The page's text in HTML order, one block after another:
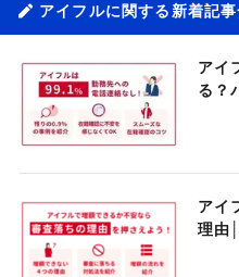
アイフルに関する新着記
アイ
る？
アイ
理由